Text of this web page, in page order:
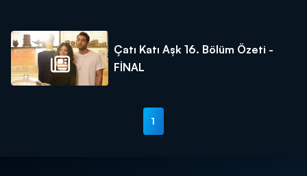
Çatı Katı Aşk 16. Bölüm Özeti -
FİNAL
1